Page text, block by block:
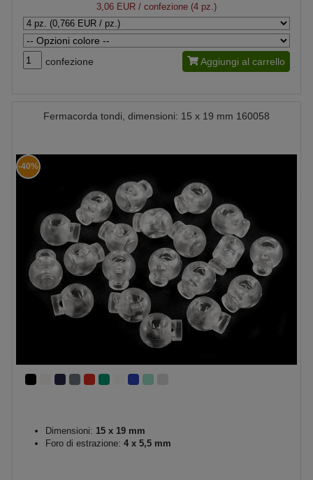
3,06 EUR / confezione (4 pz.)
confezione Aggiungi al carrello
Fermacorda tondi, dimensioni: 15 x 19 mm 160058
-40%
Dimensioni: 15 x 19 mm
Foro di estrazione: 4 x 5,5 mm